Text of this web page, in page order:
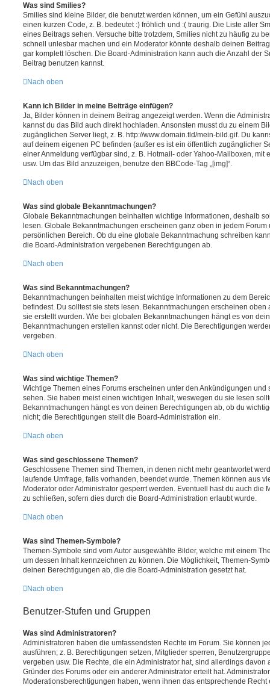
Was sind Smilies?
Smilies sind kleine Bilder, die benutzt werden können, um ein Gefühl
einen kurzen Code, z. B. bedeutet :) fröhlich und :( traurig. Die Liste aller
eines Beitrags sehen. Versuche bitte trotzdem, Smilies nicht zu häufig zu
schnell unlesbar machen und ein Moderator könnte deshalb deinen
gar komplett löschen. Die Board-Administration kann auch die Anzahl der
Beitrag benutzen kannst.
Nach oben
Kann ich Bilder in meine Beiträge einfügen?
Ja, Bilder können in deinem Beitrag angezeigt werden. Wenn die
kannst du das Bild auch direkt hochladen. Ansonsten musst du zu einem
zugänglichen Server liegt, z. B. http://www.domain.tld/mein-bild.gif. Du
auf deinem eigenen PC befinden (außer es ist ein öffentlich zugänglicher
einer Anmeldung verfügbar sind, z. B. Hotmail- oder Yahoo-Mailboxen, mit
usw. Um das Bild anzuzeigen, benutze den BBCode-Tag „[img]“.
Nach oben
Was sind globale Bekanntmachungen?
Globale Bekanntmachungen beinhalten wichtige Informationen, deshalb
lesen. Globale Bekanntmachungen erscheinen ganz oben in jedem
persönlichen Bereich. Ob du eine globale Bekanntmachung schreiben
die Board-Administration vergebenen Berechtigungen ab.
Nach oben
Was sind Bekanntmachungen?
Bekanntmachungen beinhalten meist wichtige Informationen zu dem
befindest. Du solltest sie stets lesen. Bekanntmachungen erscheinen oben
sie erstellt wurden. Wie bei globalen Bekanntmachungen hängt es von
Bekanntmachungen erstellen kannst oder nicht. Die Berechtigungen
vergeben.
Nach oben
Was sind wichtige Themen?
Wichtige Themen eines Forums erscheinen unter den Ankündigungen und
sehen. Sie haben meist einen wichtigen Inhalt, weswegen du sie lesen
Bekanntmachungen hängt es von deinen Berechtigungen ab, ob du
nicht; die Berechtigungen stellt die Board-Administration ein.
Nach oben
Was sind geschlossene Themen?
Geschlossene Themen sind Themen, in denen nicht mehr geantwortet
laufende Umfrage, falls vorhanden, beendet wurde. Themen können aus
Moderator oder Administrator gesperrt werden. Eventuell hast du auch die
zu schließen, sofern dies durch die Board-Administration erlaubt wurde.
Nach oben
Was sind Themen-Symbole?
Themen-Symbole sind vom Autor ausgewählte Bilder, welche mit einem
um dessen Inhalt kennzeichnen zu können. Die Möglichkeit, Themen-
deinen Berechtigungen ab, die die Board-Administration gesetzt hat.
Nach oben
Benutzer-Stufen und Gruppen
Was sind Administratoren?
Administratoren haben die umfassendsten Rechte im Forum. Sie können
ausführen; z. B. Berechtigungen setzen, Mitglieder sperren,
vergeben usw. Die Rechte, die ein Administrator hat, sind allerdings
Gründer des Forums oder ein anderer Administrator erteilt hat.
Moderationsberechtigungen haben, wenn ihnen das entsprechende Recht